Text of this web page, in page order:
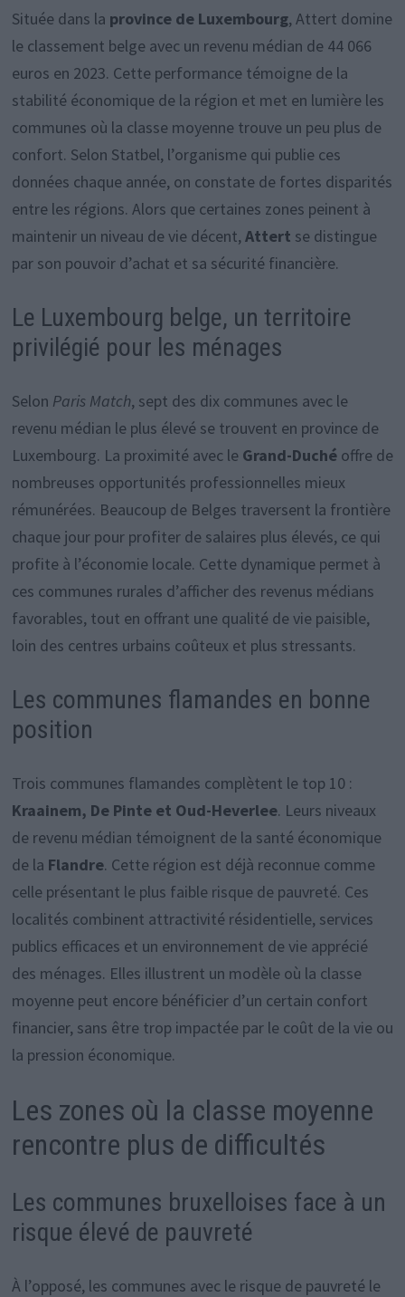
Située dans la province de Luxembourg, Attert domine
le classement belge avec un revenu médian de 44 066
euros en 2023. Cette performance témoigne de la
stabilité économique de la région et met en lumière les
communes où la classe moyenne trouve un peu plus de
confort. Selon Statbel, l’organisme qui publie ces
données chaque année, on constate de fortes disparités
entre les régions. Alors que certaines zones peinent à
maintenir un niveau de vie décent,Attert se distingue
par son pouvoir d’achat et sa sécurité financière.
Le Luxembourg belge, un territoire
privilégié pour les ménages
Selon Paris Match, sept des dix communes avec le
revenu médian le plus élevé se trouvent en province de
Luxembourg. La proximité avec le Grand-Duchéoffre de
nombreuses opportunités professionnelles mieux
rémunérées. Beaucoup de Belges traversent la frontière
chaque jour pour profiter de salaires plus élevés, ce qui
profite à l’économie locale. Cette dynamique permet à
ces communes rurales d’afficher des revenus médians
favorables, tout en offrant une qualité de vie paisible,
loin des centres urbains coûteux et plus stressants.
Les communes flamandes en bonne
position
Trois communes flamandes complètent le top 10 :
Kraainem, De Pinte et Oud-Heverlee. Leurs niveaux
de revenu médian témoignent de la santé économique
de la Flandre. Cette région est déjà reconnue comme
celle présentant le plus faible risque de pauvreté. Ces
localités combinent attractivité résidentielle, services
publics efficaces et un environnement de vie apprécié
des ménages. Elles illustrent un modèle où la classe
moyenne peut encore bénéficier d’un certain confort
financier, sans être trop impactée par le coût de la vie ou
la pression économique.
Les zones où la classe moyenne
rencontre plus de difficultés
Les communes bruxelloises face à un
risque élevé de pauvreté
À l’opposé, les communes avec le risque de pauvreté le